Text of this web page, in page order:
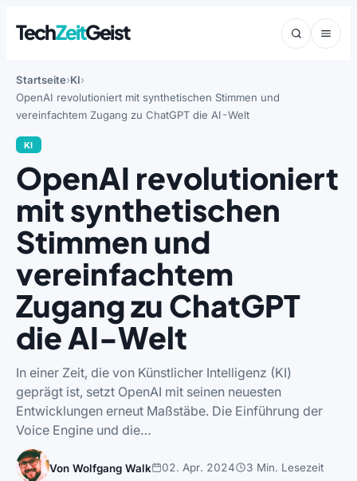
TechZeitGeist
Startseite KI
OpenAI revolutioniert mit synthetischen Stimmen und
vereinfachtem Zugang zu ChatGPT die AI-Welt
KI
OpenAI revolutioniert
mit synthetischen
Stimmen und
vereinfachtem
Zugang zu ChatGPT
die AI-Welt
In einer Zeit, die von Künstlicher Intelligenz (KI)
geprägt ist, setzt OpenAI mit seinen neuesten
Entwicklungen erneut Maßstäbe. Die Einführung der
Voice Engine und die…
Von Wolfgang Walk 02. Apr. 2024 3 Min. Lesezeit